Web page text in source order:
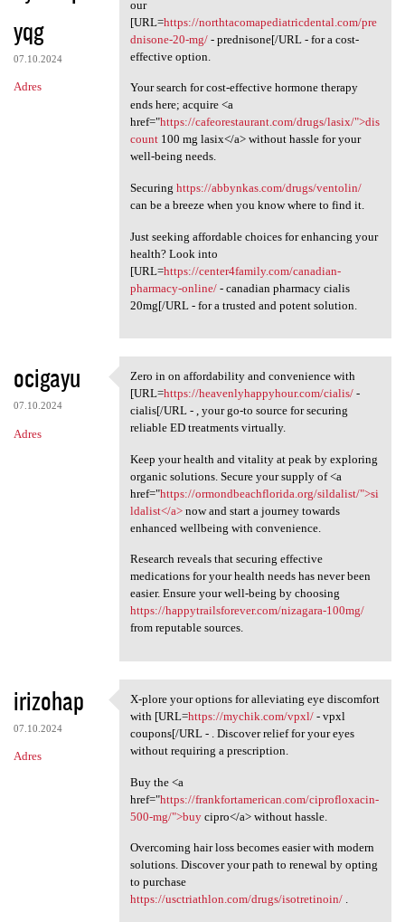
yqg
07.10.2024
Adres
our
[URL=https://northtacomapediatricdental.com/pre
dnisone-20-mg/- prednisone[/URL - for a cost-
effective option.
Your search for cost-effective hormone therapy
ends here; acquire <a
href="https://cafeorestaurant.com/drugs/lasix/">dis
count100 mg lasix</a> without hassle for your
well-being needs.
Securing https://abbynkas.com/drugs/ventolin/
can be a breeze when you know where to find it.
Just seeking affordable choices for enhancing your
health? Look into
[URL=https://center4family.com/canadian-
pharmacy-online/- canadian pharmacy cialis
20mg[/URL - for a trusted and potent solution.
ocigayu
07.10.2024
Adres
Zero in on affordability and
Zero in on affordability and convenience with
[URL=https://heavenlyhappyhour.com/cialis/-
cialis[/URL - , your go-to source for securing
reliable ED treatments virtually.
Keep your health and vitality at peak by exploring
organic solutions. Secure your supply of <a
href="https://ormondbeachflorida.org/sildalist/">si
ldalist</a>now and start a journey towards
enhanced wellbeing with convenience.
Research reveals that securing effective
medications for your health needs has never been
easier. Ensure your well-being by choosing
https://happytrailsforever.com/nizagara-100mg/
from reputable sources.
irizohap
07.10.2024
Adres
X-plore your options for
X-plore your options for alleviating eye discomfort
with [URL=https://mychik.com/vpxl/- vpxl
coupons[/URL - . Discover relief for your eyes
without requiring a prescription.
Buy the <a
href="https://frankfortamerican.com/ciprofloxacin-
500-mg/">buycipro</a> without hassle.
Overcoming hair loss becomes easier with modern
solutions. Discover your path to renewal by opting
to purchase
https://usctriathlon.com/drugs/isotretinoin/.